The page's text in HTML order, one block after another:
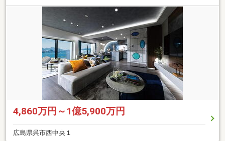
4,860万円～1億5,900万円
広島県呉市西中央１